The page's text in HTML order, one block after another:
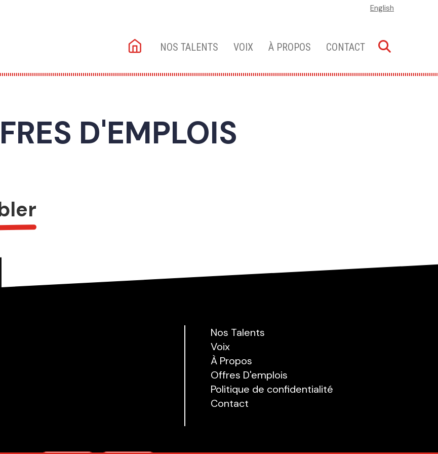
Main
NOS TALENTS VOIX À PROPOS CONTACT
English
D'EMPLOIS
Nos Talents
Voix
À Propos
Offres D'emplois
Politique de confidentialité
Contact